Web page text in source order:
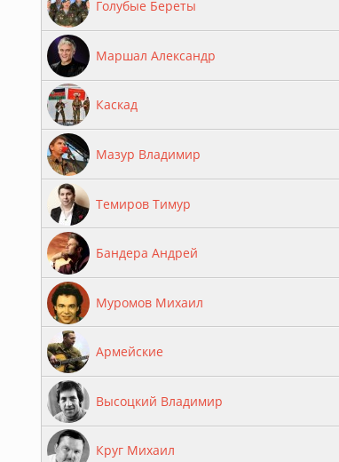
Голубые Береты
Маршал Александр
Каскад
Мазур Владимир
Темиров Тимур
Бандера Андрей
Муромов Михаил
Армейские
Высоцкий Владимир
Круг Михаил